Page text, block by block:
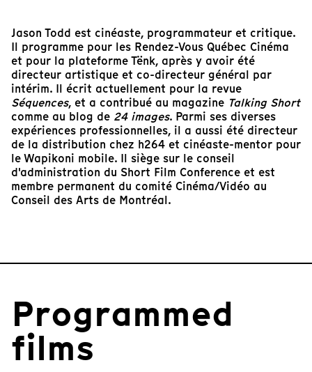
Jason Todd est cinéaste, programmateur et critique.
Il programme pour les Rendez-Vous Québec Cinéma
et pour la plateforme Tënk, après y avoir été
directeur artistique et co-directeur général par
intérim. Il écrit actuellement pour la revue
Séquences, et a contribué au magazine Talking Short
comme au blog de 24 images. Parmi ses diverses
expériences professionnelles, il a aussi été directeur
de la distribution chez h264 et cinéaste-mentor pour
le Wapikoni mobile. Il siège sur le conseil
d'administration du Short Film Conference et est
membre permanent du comité Cinéma/Vidéo au
Conseil des Arts de Montréal.
Programmed
films